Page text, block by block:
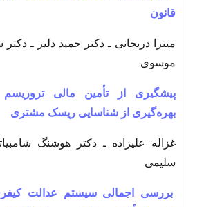
قانون
میترا دریجانی ـ دکتر حمید دلیر ـ
موسوی
پیشگیری از تأمین مالی
بهره‌گیری از شناسایی ریسک مشتری
غزاله علیزاده ـ دکتر هوشنگ
سلیمی
بررسی اجمالی سیستم عدالت